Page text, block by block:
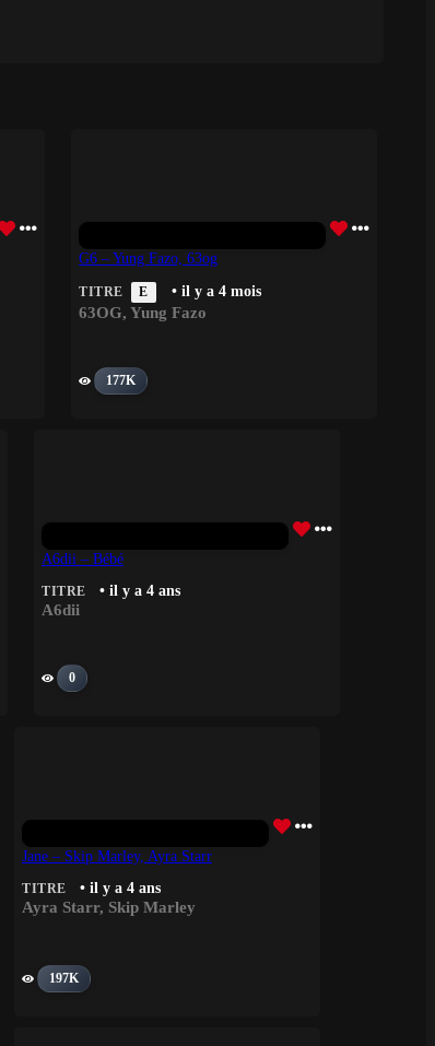
G6 – Yung Fazo, 63og
TITRE E • il y a 4 mois
63OG, Yung Fazo
177K
A6dii – Bébé
TITRE • il y a 4 ans
A6dii
0
Jane – Skip Marley, Ayra Starr
TITRE • il y a 4 ans
Ayra Starr, Skip Marley
197K